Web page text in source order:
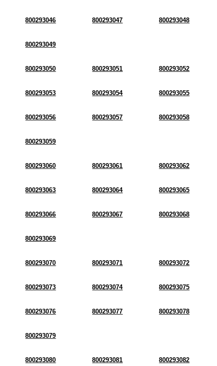
800293046 800293047 800293048
800293049
800293050 800293051 800293052
800293053 800293054 800293055
800293056 800293057 800293058
800293059
800293060 800293061 800293062
800293063 800293064 800293065
800293066 800293067 800293068
800293069
800293070 800293071 800293072
800293073 800293074 800293075
800293076 800293077 800293078
800293079
800293080 800293081 800293082